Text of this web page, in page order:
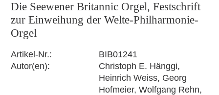
Die Seewener Britannic Orgel, Festschrift
zur Einweihung der Welte-Philharmonie-
Orgel
Artikel-Nr.
BIB01241
Autor(en)
Christoph E. Hänggi,
Heinrich Weiss, Georg
Hofmeier, Wolfgang Rehn,